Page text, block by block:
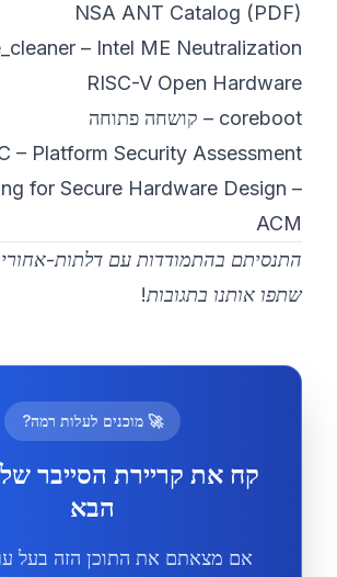
NSA ANT Catalog (PDF)
– Intel ME Neutralization
RISC-V Open Hardware
coreboot – קושחה פתוחה
– Platform Security Assessment
for Secure Hardware Design –
ACM
התנסיתם בהתמודדות עם דלתות-
שתפו אותנו בתגובות!
🚀 מוכנים לעלות רמה?
קח את קריירת הסייבר
הבא
אם מצאתם את התוכן הזה בעל